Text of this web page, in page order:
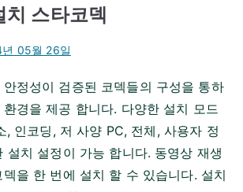
치 스타코덱
05월 26일
정성이 검증된 코덱들의 구성을 통하
경을 제공 합니다. 다양한 설치 모드
, 인코딩, 저 사양 PC, 전체, 사용자 정
설치 설정이 가능 합니다. 동영상 재생
을 한 번에 설치 할 수 있습니다. 설치